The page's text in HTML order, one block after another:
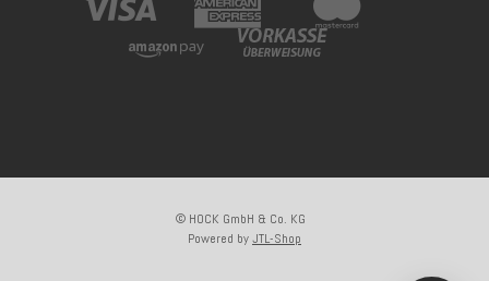
© HOCK GmbH & Co. KG
Powered byJTL-Shop